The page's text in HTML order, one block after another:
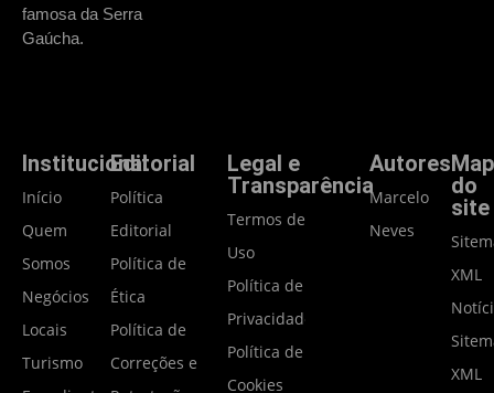
famosa da Serra
Gaúcha.
Institucional
Início
Quem
Somos
Negócios
Locais
Turismo
Editorial
Política
Editorial
Política de
Ética
Política de
Correções e
Legal e
Transparência
Termos de
Uso
Política de
Privacidade
Política de
Cookies
Autores
Marcelo
Neves
do
site
XML
XML